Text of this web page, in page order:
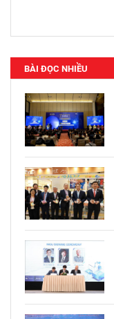
BÀI ĐỌC NHIỀU